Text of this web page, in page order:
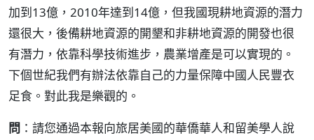
加到13億，2010年達到14億，但我國現耕地資源的潛力
還很大，後備耕地資源的開墾和非耕地資源的開發也很
有潛力，依靠科學技術進步，農業增產是可以實現的。
下個世紀我們有辦法依靠自己的力量保障中國人民豐衣
足食。對此我是樂觀的。
問 ：請您通過本報向旅居美國的華僑華人和留美學人說